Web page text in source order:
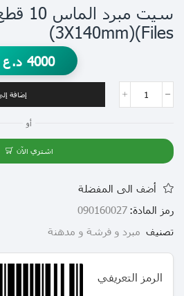
Files)(3X140mm)
4000 د.ع
إضافة
أو
اشتري الآن
أضف الى المفضلة
رمز المادة: 090160027
تصنيف مبرد و فرشة و مدهنة
الرمز التعريفي